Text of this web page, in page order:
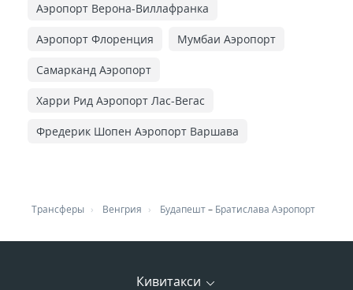
Аэропорт Верона-Виллафранка
Аэропорт Флоренция Мумбаи Аэропорт
Самарканд Аэропорт
Харри Рид Аэропорт Лас-Вегас
Фредерик Шопен Аэропорт Варшава
Трансферы Венгрия Будапешт– Братислава Аэропорт
Кивитакси